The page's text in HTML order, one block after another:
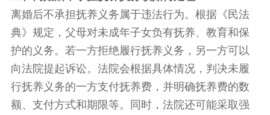
离婚后不承担抚养义务属于违法行为。根据《民法
典》规定，父母对未成年子女负有抚养、教育和保
护的义务。若一方拒绝履行抚养义务，另一方可以
向法院提起诉讼。法院会根据具体情况，判决未履
行抚养义务的一方支付抚养费，并明确抚养费的数
额、支付方式和期限等。同时，法院还可能采取强